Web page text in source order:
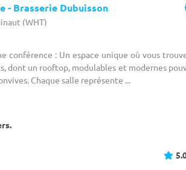
- Brasserie Dubuisson
(WHT)
conférence : Un espace unique où vous
dont un rooftop, modulables et modernes
Chaque salle représente ...